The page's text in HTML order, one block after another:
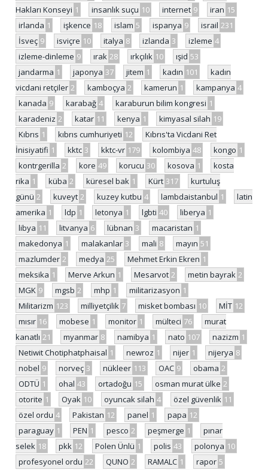
Hakları Konseyi 1 insanlık suçu 10 internet 9 iran 15
irlanda 1 işkence 18 islam 5 ispanya 9 israil 231
İsveç 9 isviçre 10 italya 8 izlanda 3 izleme 4
izleme-dinleme 9 ırak 28 ırkçılık 10 ışid 53
jandarma 1 japonya 37 jitem 1 kadın 101
kadın
vicdani retçiler 2 kamboçya 2 kamerun 1 kampanya 4
kanada 9 karabağ 4 karaburun bilim kongresi 1
karadeniz 2 katar 11 kenya 1 kimyasal silah 19
Kıbrıs 1 kıbrıs cumhuriyeti 12
Kıbrıs'ta Vicdani Ret
İnisiyatifi 1 kktc 3 kktc-vr 179 kolombiya 48 kongo 1
kontrgerilla 2 kore 49 korucu 30 kosova 1
kosta
rika 1 küba 2 küresel bak 1 Kürt 317
kurtuluş
günü 2 kuveyt 2 kuzey kutbu 4 lambdaistanbul 1
latin
amerika 1 ldp 1 letonya 1 lgbti 40 liberya 1
libya 11 litvanya 6 lübnan 3 macaristan 1
makedonya 1 malakanlar 3 mali 8 mayın 51
mazlumder 2 medya 25 Mehmet Erkin Ekren 1
meksika 1 Merve Arkun 1 Mesarvot 2 metin bayrak 2
MGK 9 mgsb 2 mhp 1 militarizasyon 1
Militarizm 123 milliyetçilik 7 misket bombası 10 MİT 12
mısır 16 mobese 1 monitor 1 mülteci 76
murat
kanatlı 21 myanmar 8 namibya 1 nato 107 nazizm 1
Netiwit Chotiphatphaisal 1 newroz 1 nijer 1 nijerya 8
nobel 9 norveç 3 nükleer 113 OAC 9 obama 2
ODTÜ 1 ohal 43 ortadoğu 15 osman murat ülke 2
otorite 1 Oyak 10 oyuncak silah 4 özel güvenlik 11
özel ordu 4 Pakistan 12 panel 1 papa 12
paraguay 1 PEN 1 pesco 2 peşmerge 1
pınar
selek 18 pkk 12 Polen Ünlü 1 polis 43 polonya 10
profesyonel ordu 22 QUNO 2 RAMALC 1 rapor 5